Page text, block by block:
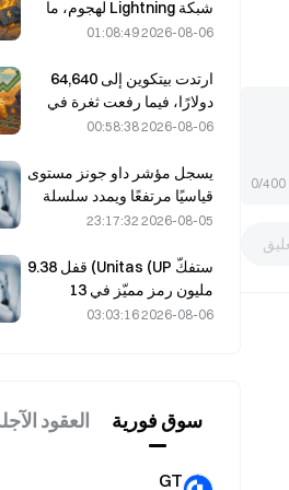
0/400
بأكمله
شبكة Lightning لهجوم، ما
أدى إلى توقّفها مؤقتًا عن
عدم فقدان أموال المستخدمين.
2026-08-06 01:08:49
ارتدت بيتكوين إلى 64,640
دولارًا، فيما رفعت ثغرة في
Coldcard عدد المحافظ
في ثلاثة أشهر.
2026-08-06 00:58:38
يسجل مؤشر داو جونز مستوى
قياسيًا مرتفعًا ويمدد سلسلة
مكاسبه لليوم الخامس على
واستثمارات الذكاء الاصطناعي
تقود المكاسب
2026-08-05 23:17:32
ستفكّ Unitas (UP) قفل 9.38
مليون رمز مميّز في 13
2026-08-06 03:03:16
سوق فوریة العقود
GT